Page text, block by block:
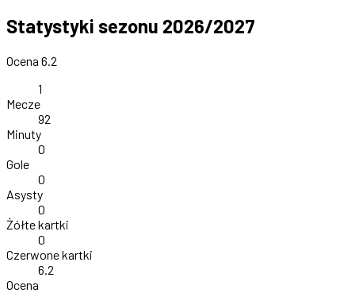
Statystyki sezonu 2026/2027
Ocena 6.2
1
Mecze
92
Minuty
0
Gole
0
Asysty
0
Żółte kartki
0
Czerwone kartki
6.2
Ocena